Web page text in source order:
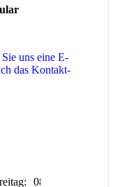
uns eine E-
das Kon­takt­
08:00-